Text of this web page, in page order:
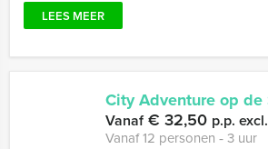
LEES MEER
City Adventure op de
Vanaf€ 32,50 p.p.
Vanaf 12 personen ‐ 3 uur